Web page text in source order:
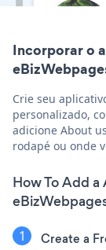
Incorporar o
Crie seu
personalizado,
adicione About
rodapé ou onde
How To Add
Create a